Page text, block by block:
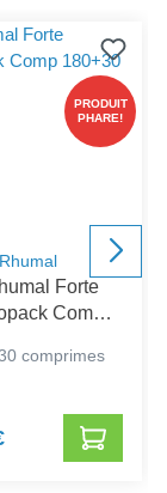
PRODUIT
PHARE!
Rhumal
Forte
Comp
comprimes